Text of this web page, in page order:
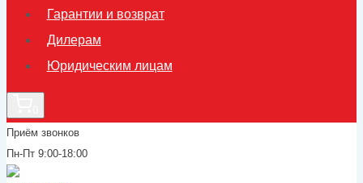
Гарантии и возврат
Дилерам
Юридическим лицам
Приём звонков
Пн-Пт 9:00-18:00